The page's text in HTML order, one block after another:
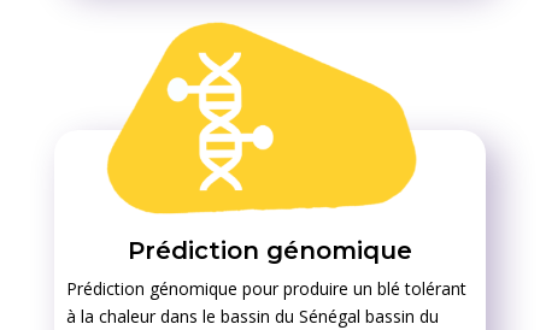
Prédiction génomique
Prédiction génomique pour produire un blé tolérant
à la chaleur dans le bassin du Sénégal bassin du